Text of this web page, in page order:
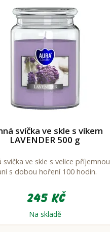
svíčka ve skle s víkem
LAVENDER 500 g
svíčka ve skle s velice příjemnou
s dobou hoření 100 hodin.
245 Kč
Na skladě